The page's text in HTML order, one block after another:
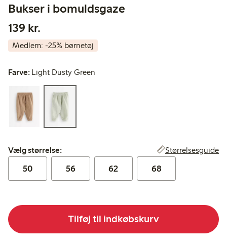
Bukser i bomuldsgaze
139 kr.
Medlem: -25% børnetøj
Farve: Light Dusty Green
Vælg størrelse:
Vælg størrelse: Størrelsesguide
50 56 62 68
Tilføj til indkøbskurv